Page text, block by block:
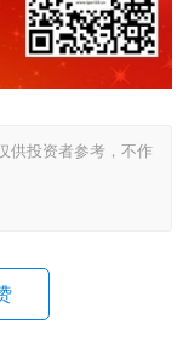
供投资者参考，不作